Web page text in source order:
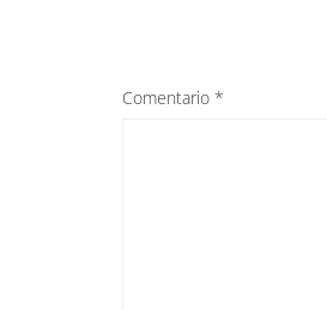
Comentario *